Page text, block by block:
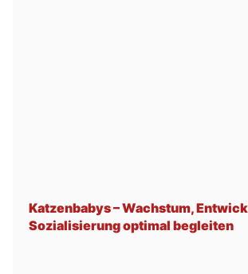
Katzenbabys – Wachstum,
Sozialisierung optimal begleiten